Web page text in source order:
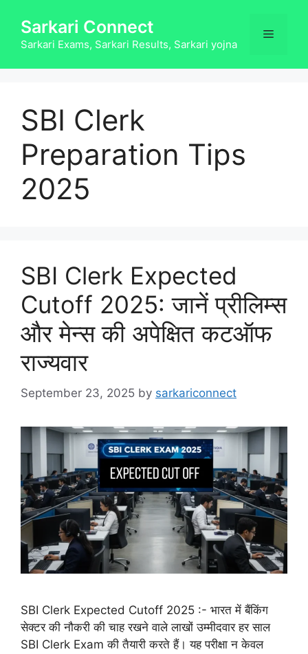
content
Sarkari Connect
Sarkari Exams, Sarkari Results, Sarkari yojna
Menu
SBI Clerk
Preparation Tips
2025
SBI Clerk Expected
Cutoff 2025: जानें प्रीलिम्स
और मेन्स की अपेक्षित कटऑफ
राज्यवार
September 23, 2025 by sarkariconnect
SBI Clerk Expected Cutoff 2025 :- भारत में बैंकिंग
सेक्टर की नौकरी की चाह रखने वाले लाखों उम्मीदवार हर साल
SBI Clerk Exam की तैयारी करते हैं। यह परीक्षा न केवल